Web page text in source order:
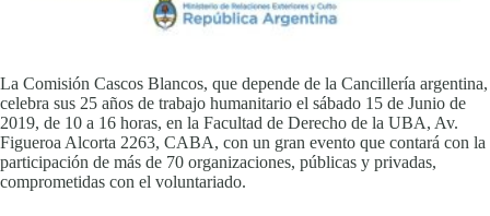
La Comisión Cascos Blancos, que depende de la Cancillería argentina,
celebra sus 25 años de trabajo humanitario el sábado 15 de Junio de
2019, de 10 a 16 horas, en la Facultad de Derecho de la UBA, Av.
Figueroa Alcorta 2263, CABA, con un gran evento que contará con la
participación de más de 70 organizaciones, públicas y privadas,
comprometidas con el voluntariado.